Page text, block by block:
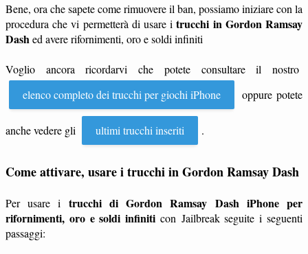
Bene, ora che sapete come rimuovere il ban, possiamo iniziare con la
procedura che vi permetterà di usare itrucchi in Gordon Ramsay
Dash ed avere rifornimenti, oro e soldi infiniti
Voglio ancora ricordarvi che potete consultare il nostro
elenco completo dei trucchi per giochi iPhone
oppure potete
anche vedere gli ultimi trucchi inseriti .
Come attivare, usare i trucchi in Gordon Ramsay Dash
Per usare i trucchi di Gordon Ramsay Dash iPhone per
rifornimenti, oro e soldi infiniti con Jailbreak seguite i seguenti
passaggi: